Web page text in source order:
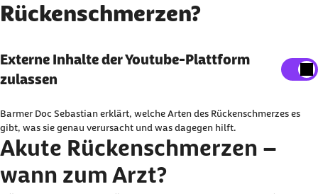
Rückenschmerzen?
Externe Inhalte der Youtube-Plattform
anzeigen
Inhalte auf der Website anzeigen zu lassen.
Ich bin damit einverstanden, dass personenbezogene
Daten an Drittplattform übermittelt werden. Mehr dazu
in unserer
Datenschutzerklärung
Externe Inhalte der Youtube-Plattform
zulassen
Barmer Doc Sebastian erklärt, welche Arten des Rückenschmerzes es
gibt, was sie genau verursacht und was dagegen hilft.
Akute Rückenschmerzen –
wann zum Arzt?